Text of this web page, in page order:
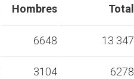
Hombres Total
6648 13 347
3104 6278